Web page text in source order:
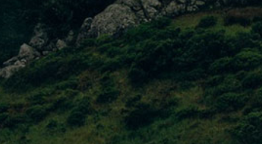
Puedes elegir uno de nuestros tour regulares para visitar
Medio Oriente e Asia. Ofrecemos salidas garantizadas
durante todo el año.
MICE y viajes Corporativos